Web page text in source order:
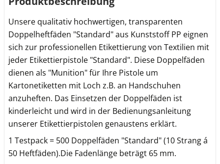
Unsere qualitativ hochwertigen, transparenten
Doppelheftfäden "Standard" aus Kunststoff PP eignen
sich zur professionellen Etikettierung von Textilien mit
jeder Etikettierpistole "Standard". Diese Doppelfäden
dienen als "Munition" für Ihre Pistole um
Kartonetiketten mit Loch z.B. an Handschuhen
anzuheften. Das Einsetzen der Doppelfäden ist
kinderleicht und wird in der Bedienungsanleitung
unserer Etikettierpistolen genaustens erklärt.
1 Testpack = 500 Doppelfäden "Standard" (10 Strang á
50 Heftfäden).Die Fadenlänge beträgt 65 mm.